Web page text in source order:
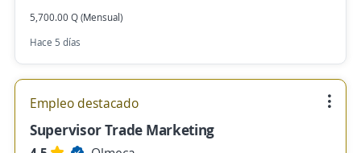
5,700.00 Q (Mensual)
Hace 5 días
Empleo destacado
Supervisor Trade Marketing